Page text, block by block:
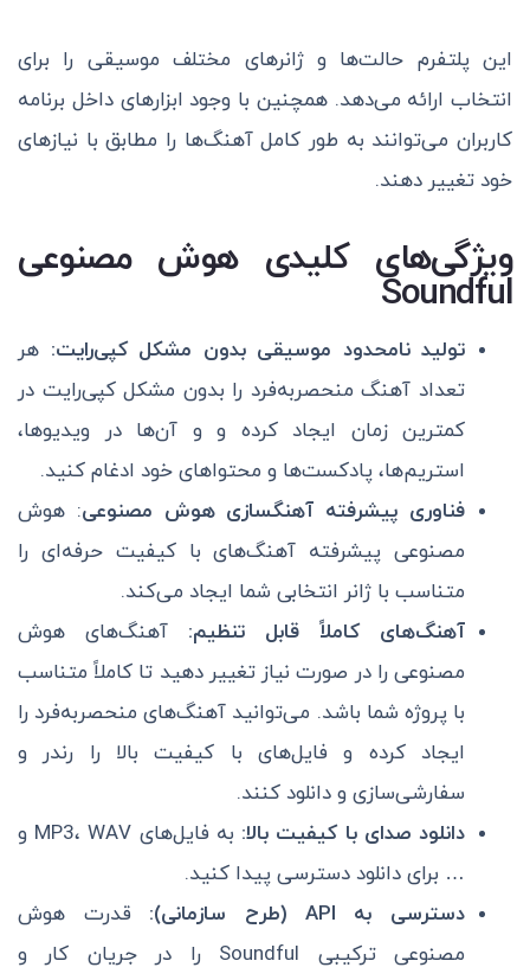
این پلتفرم حالت‌ها و ژانرهای مختلف موسیقی را برای
انتخاب ارائه می‌دهد. همچنین با وجود ابزارهای داخل برنامه
کاربران می‌توانند به طور کامل آهنگ‌ها را مطابق با نیازهای
خود تغییر دهند.
ویژگی‌های کلیدی هوش مصنوعی
Soundful
تولید نامحدود موسیقی بدون مشکل کپی‌رایت: هر
تعداد آهنگ منحصر‌به‌فرد را بدون مشکل کپی‌رایت در
کمترین زمان ایجاد کرده و و آن‌ها در ویدیوها،
استریم‌ها، پادکست‌ها و محتواهای خود ادغام کنید.
فناوری پیشرفته آهنگسازی هوش مصنوعی: هوش
مصنوعی پیشرفته آهنگ‌های با کیفیت حرفه‌ای را
متناسب با ژانر انتخابی شما ایجاد می‌کند.
آهنگ‌های کاملاً قابل تنظیم: آهنگ‌های هوش
مصنوعی را در صورت نیاز تغییر دهید تا کاملاً متناسب
با پروژه شما باشد. می‌توانید آهنگ‌های منحصر‌به‌فرد را
ایجاد کرده و فایل‌های با کیفیت بالا را رندر و
سفارشی‌سازی و دانلود کنند.
دانلود صدای با کیفیت بالا:
به فایل‌های MP3، WAV و
… برای دانلود دسترسی پیدا کنید.
دسترسی به API (طرح سازمانی): قدرت هوش
مصنوعی ترکیبی Soundful را در جریان کار و